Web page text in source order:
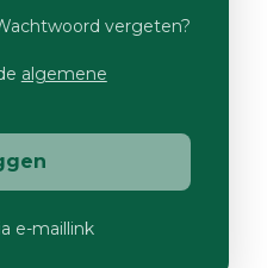
vergeten?
algemene
e-maillink